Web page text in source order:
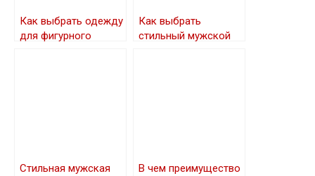
Как выбрать одежду
для фигурного
Как выбрать
стильный мужской
Стильная мужская
В чем преимущество